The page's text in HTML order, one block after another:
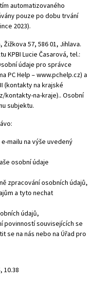
automatizovaného
pouze po dobu trvání
2023).
57, 586 01, Jihlava.
KPBI Lucie Časarová, tel.:
údaje pro správce
PC Help –www.pchelp.cz) a
(kontakty na krajské
kontakty-na-kraje).. Osobní
subjektu.
mailu na výše uvedený
osobní údaje
zpracování osobních údajů,
a tyto nechat
údajů,
povinností souvisejících se
se na nás nebo na Úřad pro
10.38